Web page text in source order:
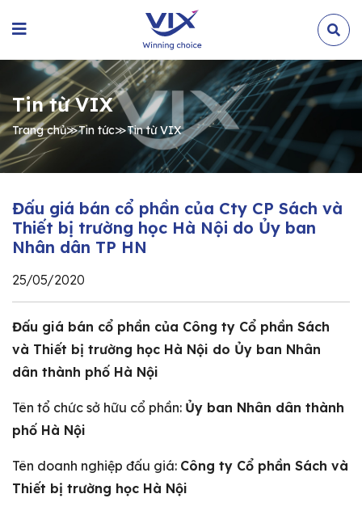
Tin từ VIX
Trang chủ≫Tin tức≫Tin từ VIX
Đấu giá bán cổ phần của Cty CP Sách và
Thiết bị trường học Hà Nội do Ủy ban
Nhân dân TP HN
25/05/2020
Đấu giá bán cổ phần của Công ty Cổ phần Sách
và Thiết bị trường học Hà Nội do Ủy ban Nhân
dân thành phố Hà Nội
Tên tổ chức sở hữu cổ phần: Ủy ban Nhân dân thành
phố Hà Nội
Tên doanh nghiệp đấu giá: Công ty Cổ phần Sách và
Thiết bị trường học Hà Nội